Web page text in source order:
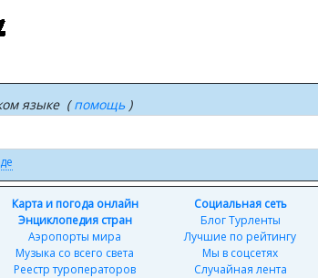
языке (помощь )
Карта и погода онлайн
Энциклопедия стран
Аэропорты мира
Музыка со всего света
Реестр туроператоров
Социальная сеть
Блог Турленты
Лучшие по рейтингу
Мы в соцсетях
Случайная лента